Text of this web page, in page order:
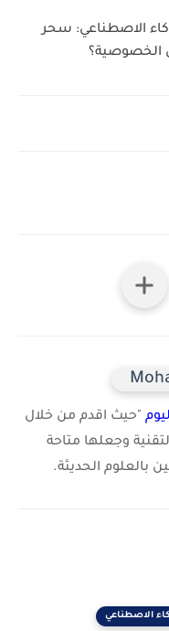
الاصطناعي: سحر
الخصوصية؟
"حيث اقدم من خلال
وجعلها متاحة
بالعلوم الحديثة.
الاصطناعي